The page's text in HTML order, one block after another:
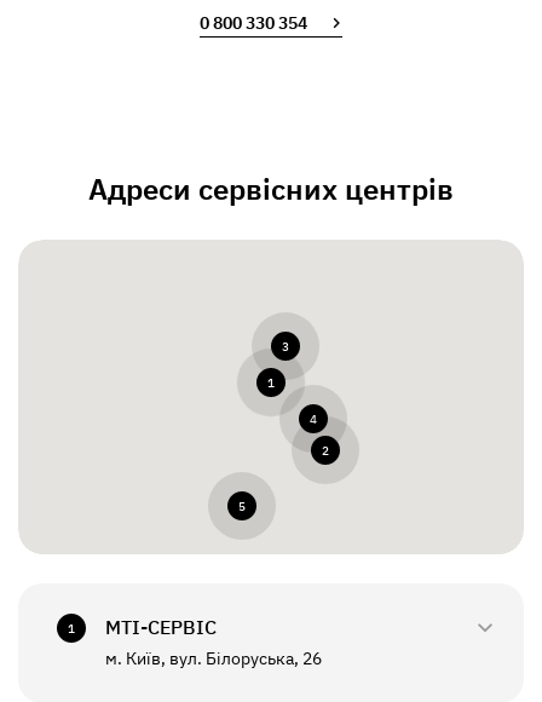
0 800 330 354
Адреси сервісних центрів
1
2
3
4
5
1 МТI-СЕРВІС
м. Київ, вул. Білоруська, 26